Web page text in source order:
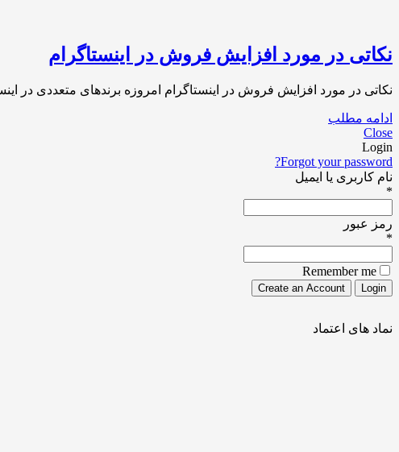
نکاتی در مورد افزایش فروش در اینستاگرام
نکاتی در مورد افزایش فروش در اینستاگرام امروزه برندهای متعددی در
ادامه مطلب
Close
Login
Forgot your password?
نام کاربری یا ایمیل
*
رمز عبور
*
Remember me
نماد های اعتماد